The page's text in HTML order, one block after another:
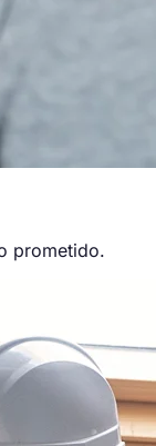
prometido.